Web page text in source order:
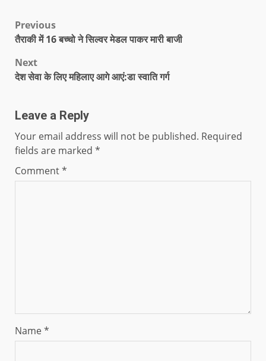
Previous
तैराकी में 16 बच्चो ने सिल्वर मेडल पाकर मारी बाजी
Next
देश सेवा के लिए महिलाए आगे आएं:डा स्वाति गर्ग
Leave a Reply
Your email address will not be published. Required
fields are marked *
Comment*
Name*